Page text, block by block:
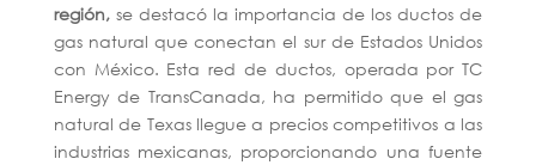
región,se destacó la importancia de los ductos de
gas natural que conectan el sur de Estados Unidos
con México. Esta red de ductos, operada por TC
Energy de TransCanada, ha permitido que el gas
natural de Texas llegue a precios competitivos a las
industrias mexicanas, proporcionando una fuente